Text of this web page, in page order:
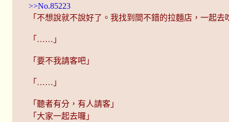
>>No.85223
「不想說就不說好了。我找到間不錯的拉麵店，一起去
「……」
「要不我請客吧」
「……」
「聽者有分，有人請客」
「大家一起去囉」